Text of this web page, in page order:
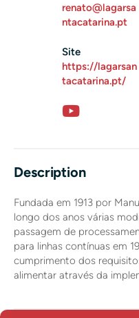
renato@lagarsa
ntacatarina.pt
Site
https://lagarsan
tacatarina.pt/
Description
Fundada em 1913 por
longo dos anos várias
passagem de
para linhas contínuas em
cumprimento dos
alimentar através da